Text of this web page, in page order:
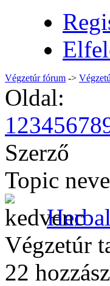
Végzetúr fórum ->
Oldal:
12345678
Szerző
Topic
Herbal
Végzetúr
22